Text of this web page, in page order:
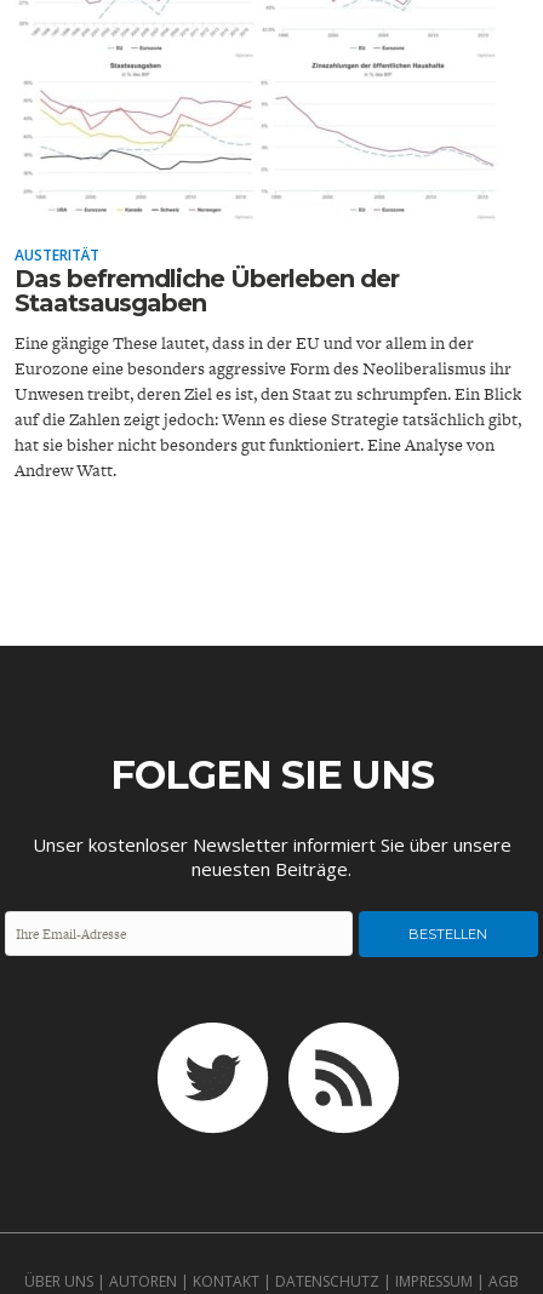
DIE NÄCHSTE STUFE DER
GLOBALISIERUNG
GERMANOMICS
DEUTSCHLAND UND DIE
DAS POST-CORONA-
GESELLSCHAFT
HÖRSAAL
MAKROTHEK
ÖKONOMENSZENE
AUSTERITÄT
Das befremdliche Überleben der
Staatsausgaben
Eine gängige These lautet, dass in der EU und vor allem in der
Eurozone eine besonders aggressive Form des Neoliberalismus ihr
Unwesen treibt, deren Ziel es ist, den Staat zu schrumpfen. Ein Blick
auf die Zahlen zeigt jedoch: Wenn es diese Strategie tatsächlich gibt,
hat sie bisher nicht besonders gut funktioniert. Eine Analyse von
Andrew Watt.
FOLGEN SIE UNS
Unser kostenloser Newsletter informiert Sie über unsere
neuesten Beiträge.
ÜBER UNS | AUTOREN | KONTAKT | DATENSCHUTZ | IMPRESSUM | AGB